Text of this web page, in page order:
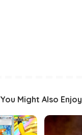
You Might Also Enjoy